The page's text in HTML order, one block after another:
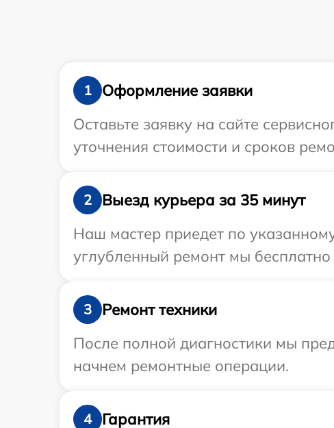
1
Оформление заявки
Оставьте заявку на сайте
уточнения стоимости и сроков
2
Выезд курьера за 35 минут
Наш мастер приедет по
углубленный ремонт мы бесплатно
3
Ремонт техники
После полной диагностики мы
начнем ремонтные операции.
4
Гарантия